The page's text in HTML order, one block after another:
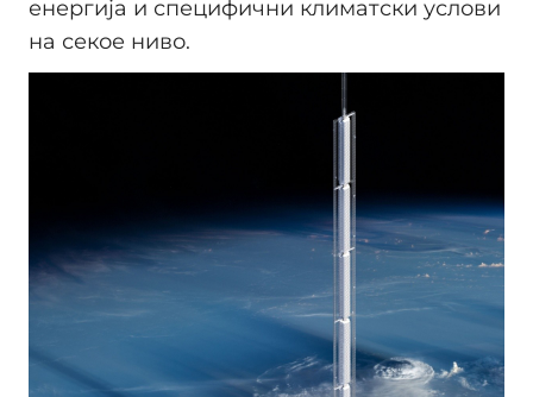
енергија и специфични климатски услови
на секое ниво.